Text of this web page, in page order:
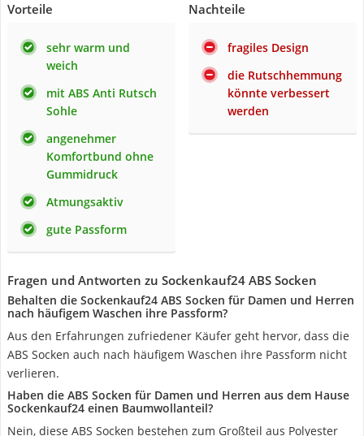
Vorteile
sehr warm und
weich
mit ABS Anti Rutsch
Sohle
angenehmer
Komfortbund ohne
Gummidruck
Atmungsaktiv
gute Passform
Nachteile
fragiles Design
die Rutschhemmung
könnte verbessert
werden
Fragen und Antworten zu Sockenkauf24 ABS Socken
Behalten die Sockenkauf24 ABS Socken für Damen und Herren
nach häufigem Waschen ihre Passform?
Aus den Erfahrungen zufriedener Käufer geht hervor, dass die
ABS Socken auch nach häufigem Waschen ihre Passform nicht
verlieren.
Haben die ABS Socken für Damen und Herren aus dem Hause
Sockenkauf24 einen Baumwollanteil?
Nein, diese ABS Socken bestehen zum Großteil aus Polyester